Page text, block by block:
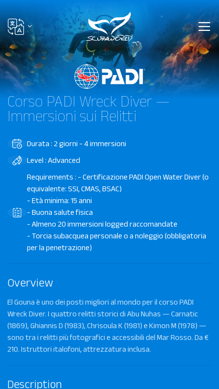
Corso PADI Wreck Diver —
Immersioni sui Relitti
Durata : 2 giorni - 4 immersioni
Level : Advanced
Requirements : - Certificazione PADI Open Water Diver (o
equivalente: SSI, CMAS, BSAC)
- Età minima: 15 anni
- Buona salute fisica
- Almeno 20 immersioni logged raccomandate
- Torcia subacquea personale o a noleggio (obbligatoria
per la penetrazione)
Overview
El Gouna è uno dei posti migliori al mondo per il corso PADI
Wreck Diver. I quattro relitti storici di Abu Nuhas — Carnatic
(1869), Ghiannis D (1983), Chrisoula K (1981) e Kimon M (1978) —
sono tra i relitti più fotografici e accessibili del Mar Rosso. Da €
210. Istruttori italofoni, attrezzatura inclusa.
Description